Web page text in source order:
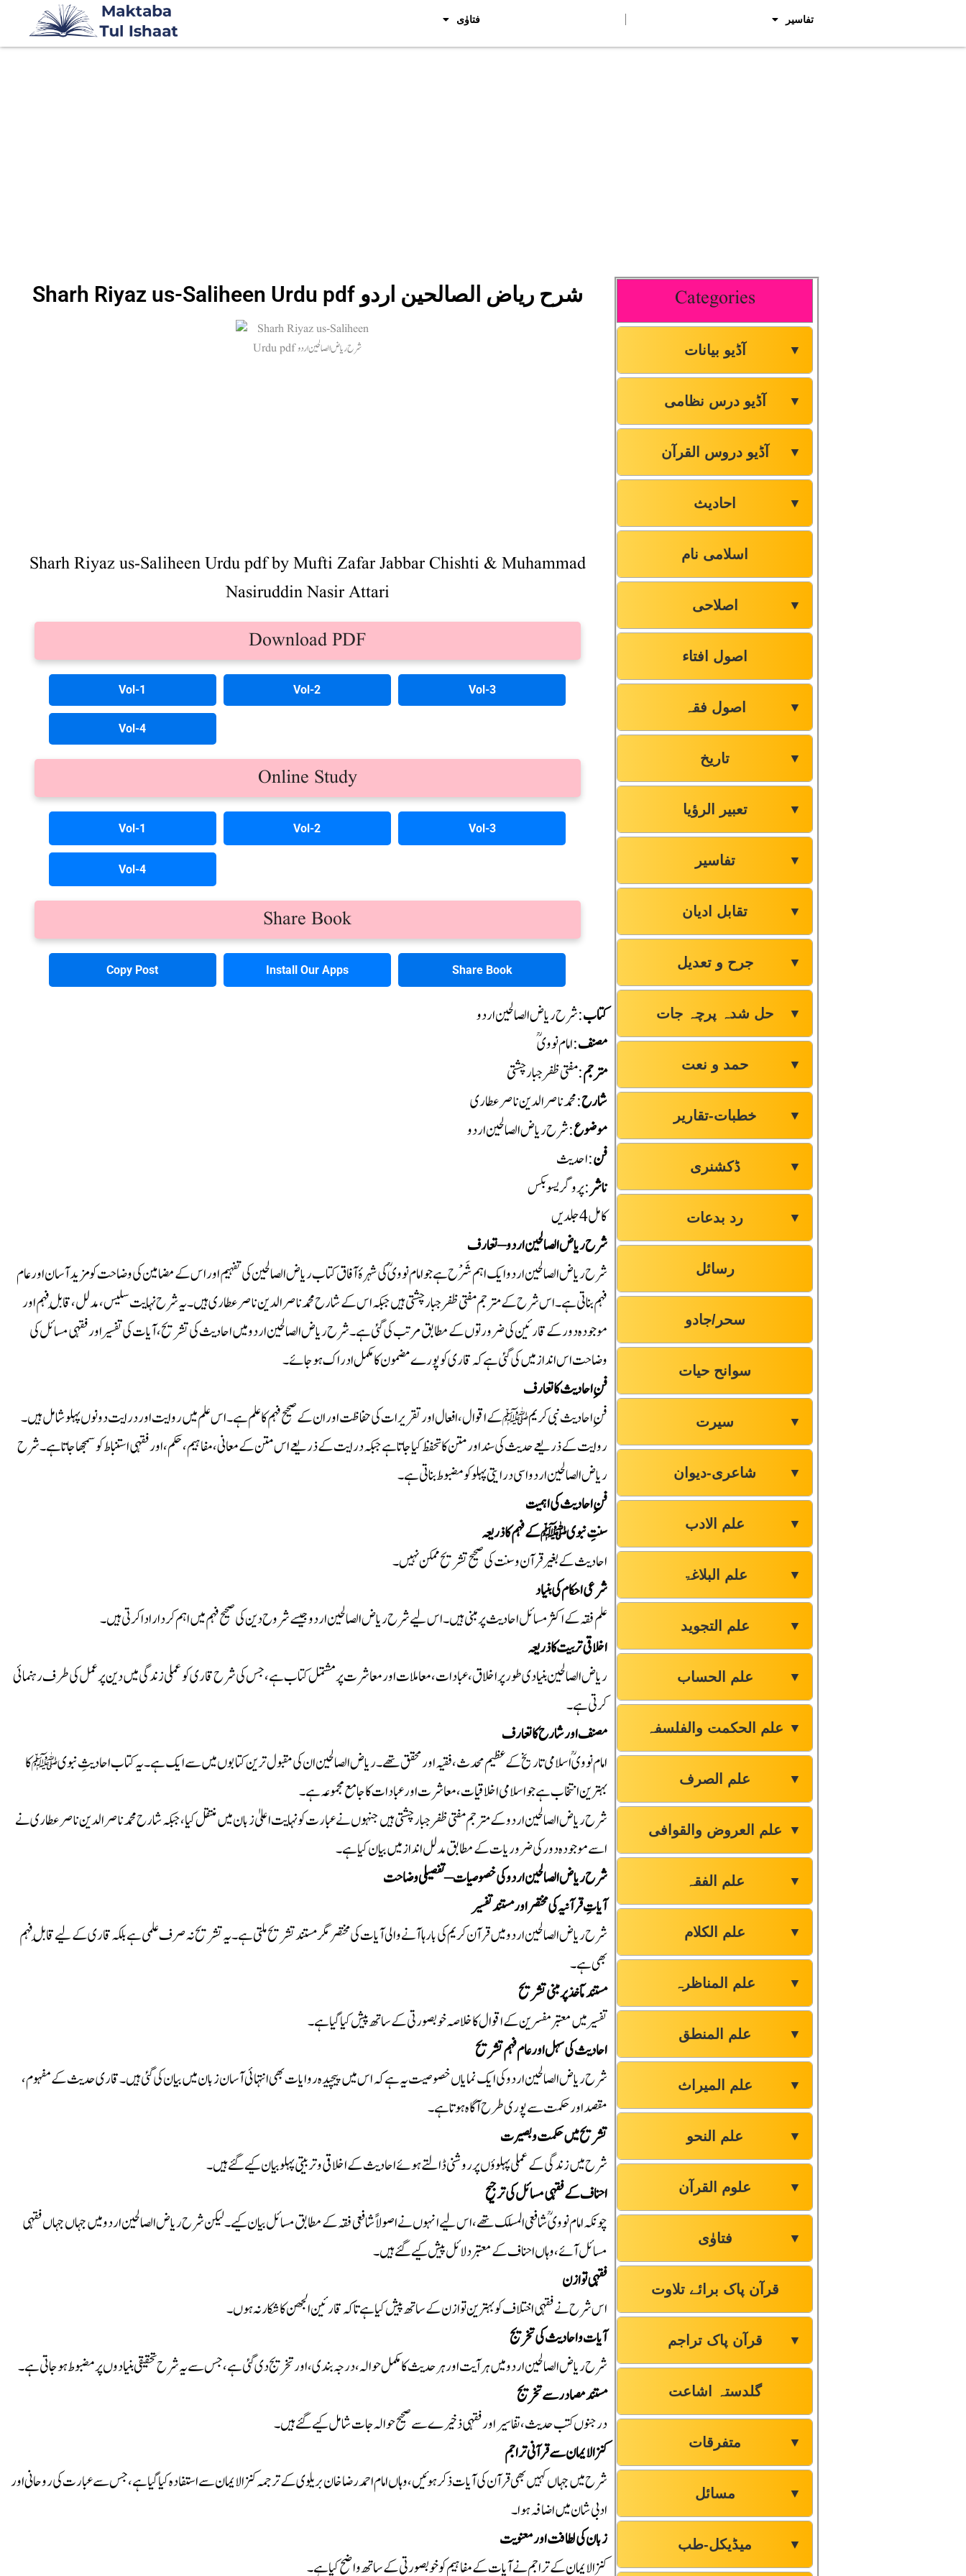
تفاسیر فتاوٰی
Sharh Riyaz us-Saliheen Urdu pdf شرح ریاض الصالحین اردو
Sharh Riyaz us-Saliheen Urdu pdf by Mufti Zafar Jabbar Chishti & Muhammad
Nasiruddin Nasir Attari
Download PDF
Vol-1 Vol-2 Vol-3
Vol-4
Online Study
Vol-1 Vol-2 Vol-3
Vol-4
Share Book
Copy Post Install Our Apps Share Book
کتاب: شرح ریاض الصالحین اردو
مصنف: امام نوویؒ
مترجم:مفتی ظفر جبار چشتی
شارح: محمد ناصرالدین ناصرعطاری
موضوع: شرح ریاض الصالحین اردو
فن: احدیث
ناشر: پروگریسو بکس
کامل 4 جلدیں
شرح ریاض الصالحین اردو – تعارف
شرح ریاض الصالحین اردو ایک اہم شَرْح ہے جو امام نوویؒ کی شہرۂ آفاق کتاب ریاض الصالحین کی تفہیم اور اس کے مضامین کی وضاحت کو مزید آسان اور عام
فہم بناتی ہے۔ اس شرح کے مترجم مفتی ظفر جبار چشتی ہیں جبکہ اس کے شارح محمد ناصرالدین ناصر عطاری ہیں۔ یہ شرح نہایت سلیس، مدلل، قابلِ فہم اور
موجودہ دور کے قارئین کی ضرورتوں کے مطابق مرتب کی گئی ہے۔ شرح ریاض الصالحین اردو میں احادیث کی تشریح، آیات کی تفسیر اور فقہی مسائل کی
وضاحت اس انداز میں کی گئی ہے کہ قاری کو پورے مضمون کا مکمل ادراک ہو جائے۔
فنِ احادیث کا تعارف
فنِ احادیث نبی کریم ﷺ کے اقوال، افعال اور تقریرات کی حفاظت اور ان کے صحیح فہم کا علم ہے۔ اس علم میں روایت اور درایت دونوں پہلو شامل ہیں۔
روایت کے ذریعے حدیث کی سند اور متن کا تحفظ کیا جاتا ہے جبکہ درایت کے ذریعے اس متن کے معانی، مفاہیم، حکم، اور فقہی استنباط کو سمجھا جاتا ہے۔ شرح
ریاض الصالحین اردو اسی درایتی پہلو کو مضبوط بناتی ہے۔
فنِ احادیث کی اہمیت
سنتِ نبوی ﷺ کے فہم کا ذریعہ
احادیث کے بغیر قرآن و سنت کی صحیح تشریح ممکن نہیں۔
شرعی احکام کی بنیاد
علم فقہ کے اکثر مسائل احادیث پر مبنی ہیں۔ اس لیے شرح ریاض الصالحین اردو جیسے شروح دین کی صحیح فہم میں اہم کردار ادا کرتی ہیں۔
اخلاقی تربیت کا ذریعہ
ریاض الصالحین بنیادی طور پر اخلاق، عبادات، معاملات اور معاشرت پر مشتمل کتاب ہے، جس کی شرح قاری کو عملی زندگی میں دین پر عمل کی طرف رہنمائی
کرتی ہے۔
مصنف اور شارح کا تعارف
امام نوویؒ اسلامی تاریخ کے عظیم محدث، فقیہ اور محقق تھے۔ ریاض الصالحین ان کی مقبول ترین کتابوں میں سے ایک ہے۔ یہ کتاب احادیثِ نبوی ﷺ کا
بہترین انتخاب ہے جو اسلامی اخلاقیات، معاشرت اور عبادات کا جامع مجموعہ ہے۔
شرح ریاض الصالحین اردو کے مترجم مفتی ظفر جبار چشتی ہیں جنہوں نے عبارت کو نہایت اعلیٰ زبان میں منتقل کیا، جبکہ شارح محمد ناصرالدین ناصر عطاری نے
اسے موجودہ دور کی ضروریات کے مطابق مدلل انداز میں بیان کیا ہے۔
شرح ریاض الصالحین اردو کی خصوصیات – تفصیلی وضاحت
آیاتِ قرآنیہ کی مختصر اور مستند تفسیر
شرح ریاض الصالحین اردو میں قرآن کریم کی بارہا آنے والی آیات کی مختصر مگر مستند تشریح ملتی ہے۔ یہ تشریح نہ صرف علمی ہے بلکہ قاری کے لیے قابلِ فہم
بھی ہے۔
مستند مآخذ پر مبنی تشریح
تفسیر میں معتبر مفسرین کے اقوال کا خلاصہ خوبصورتی کے ساتھ پیش کیا گیا ہے۔
احادیث کی سہل اور عام فہم تشریح
شرح ریاض الصالحین اردو کی ایک نمایاں خصوصیت یہ ہے کہ اس میں پیچیدہ روایات بھی انتہائی آسان زبان میں بیان کی گئی ہیں۔ قاری حدیث کے مفہوم،
مقصد اور حکمت سے پوری طرح آگاہ ہوتا ہے۔
تشریح میں حکمت و بصیرت
شرح میں زندگی کے عملی پہلوؤں پر روشنی ڈالتے ہوئے احادیث کے اخلاقی و تربیتی پہلو بیان کیے گئے ہیں۔
احناف کے فقہی مسائل کی ترجیح
چونکہ امام نوویؒ شافعی المسلک تھے، اس لیے انہوں نے اصولاً شافعی فقہ کے مطابق مسائل بیان کیے۔ لیکن شرح ریاض الصالحین اردو میں جہاں جہاں فقہی
مسائل آئے، وہاں احناف کے معتبر دلائل پیش کیے گئے ہیں۔
فقہی توازن
اس شرح نے فقہی اختلاف کو بہترین توازن کے ساتھ پیش کیا ہے تاکہ قارئین الجھن کا شکار نہ ہوں۔
آیات و احادیث کی تخریج
شرح ریاض الصالحین اردو میں ہر آیت اور ہر حدیث کا مکمل حوالہ، درجہ بندی، اور تخریج دی گئی ہے، جس سے یہ شرح تحقیقی بنیادوں پر مضبوط ہو جاتی ہے۔
مستند مصادر سے تخریج
درجنوں کتب حدیث، تفاسیر اور فقہی ذخیرے سے صحیح حوالہ جات شامل کیے گئے ہیں۔
کنزالایمان سے قرآنی تراجم
شرح میں جہاں کہیں بھی قرآن کی آیات ذکر ہوئیں، وہاں امام احمد رضا خان بریلوی کے ترجمہ کنز الایمان سے استفادہ کیا گیا ہے، جس سے عبارت کی روحانی اور
ادبی شان میں اضافہ ہوا۔
زبان کی لطافت اور معنویت
کنزالایمان کے تراجم نے آیات کے مفاہیم کو خوبصورتی کے ساتھ واضح کیا ہے۔
Categories
آڈیو بیانات ▼
آڈیو درس نظامی ▼
آڈیو دروس القرآن ▼
احادیث ▼
اسلامی نام
اصلاحی ▼
اصول افتاء
اصول فقہ ▼
تاریخ ▼
تعبیر الرؤیا ▼
تفاسیر ▼
تقابل ادیان ▼
جرح و تعدیل ▼
حل شدہ پرچہ جات ▼
حمد و نعت ▼
خطبات-تقاریر ▼
ڈکشنری ▼
رد بدعات ▼
رسائل
سحر/جادو
سوانح حیات
سیرت ▼
شاعری-دیوان ▼
علم الادب ▼
علم البلاغۃ ▼
علم التجوید ▼
علم الحساب ▼
علم الحکمت والفلسفہ ▼
علم الصرف ▼
علم العروض والقوافی ▼
علم الفقہ ▼
علم الکلام ▼
علم المناظرہ ▼
علم المنطق ▼
علم المیراث ▼
علم النحو ▼
علوم القرآن ▼
فتاوٰی ▼
قرآن پاک برائے تلاوت
قرآن پاک تراجم ▼
گلدستہ اشاعت
متفرقات ▼
مسائل ▼
میڈیکل-طب ▼